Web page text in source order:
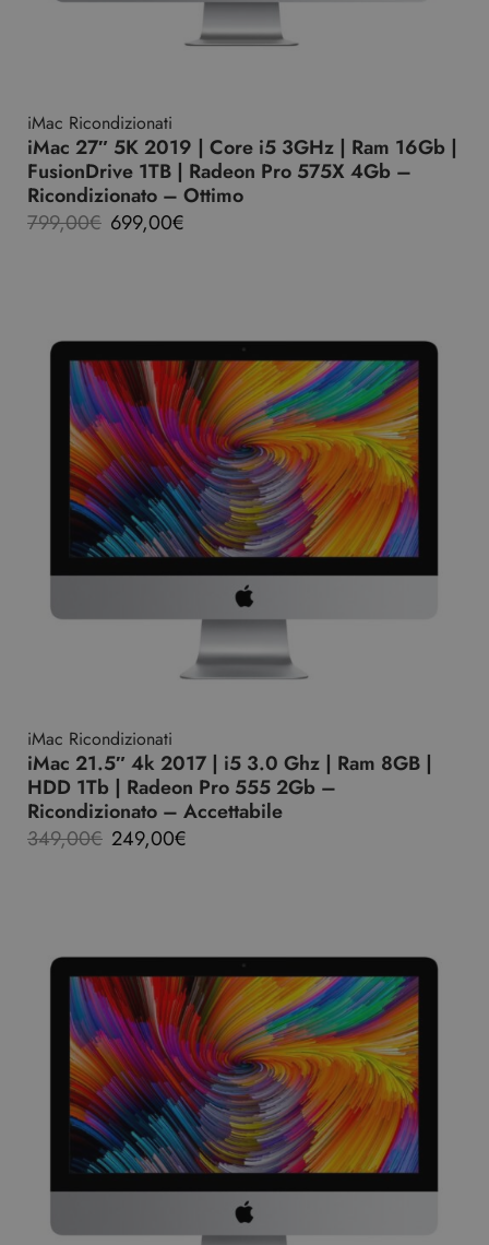
iMac Ricondizionati
iMac 27″ 5K 2019 | Core i5 3GHz | Ram 16Gb |
FusionDrive 1TB | Radeon Pro 575X 4Gb –
Ricondizionato – Ottimo
799,00€ 699,00€
iMac Ricondizionati
iMac 21.5″ 4k 2017 | i5 3.0 Ghz | Ram 8GB |
HDD 1Tb | Radeon Pro 555 2Gb –
Ricondizionato – Accettabile
349,00€ 249,00€